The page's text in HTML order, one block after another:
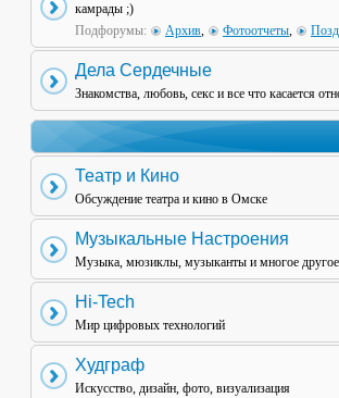
камрады ;)
Подфорумы:
Архив, Фотоотчеты,
Дела Сердечные
Знакомства, любовь, секс и все что касается
Театр и Кино
Обсуждение театра и кино в Омске
Музыкальные Настроения
Музыка, мюзиклы, музыканты и многое
Hi-Tech
Мир цифровых технологий
Худграф
Искусство, дизайн, фото, визуализация